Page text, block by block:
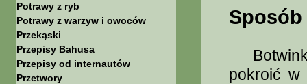
Potrawy z ryb
Potrawy z warzyw i owoców
Przekąski
Przepisy Bahusa
Przepisy od internautów
Przetwory
pokroić w